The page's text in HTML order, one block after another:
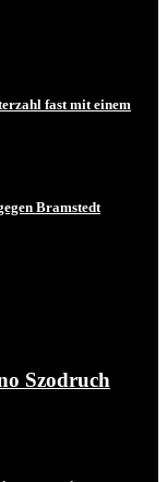
fast mit einem
Bramstedt
Szodruch